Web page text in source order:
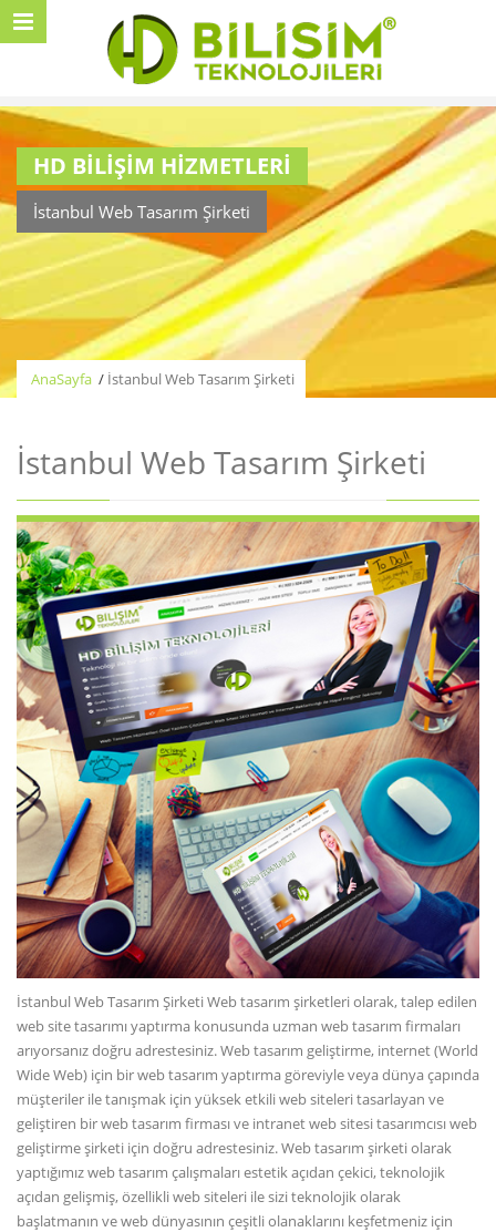
HD BİLİŞİM HİZMETLERİ
İstanbul Web Tasarım Şirketi
AnaSayfa / İstanbul Web Tasarım Şirketi
İstanbul Web Tasarım Şirketi
İstanbul Web Tasarım Şirketi Web tasarım şirketleri olarak, talep edilen
web site tasarımı yaptırma konusunda uzman web tasarım firmaları
arıyorsanız doğru adrestesiniz. Web tasarım geliştirme, internet (World
Wide Web) için bir web tasarım yaptırma göreviyle veya dünya çapında
müşteriler ile tanışmak için yüksek etkili web siteleri tasarlayan ve
geliştiren bir web tasarım firması ve intranet web sitesi tasarımcısı web
geliştirme şirketi için doğru adrestesiniz. Web tasarım şirketi olarak
yaptığımız web tasarım çalışmaları estetik açıdan çekici, teknolojik
açıdan gelişmiş, özellikli web siteleri ile sizi teknolojik olarak
başlatmanın ve web dünyasının çeşitli olanaklarını keşfetmeniz için